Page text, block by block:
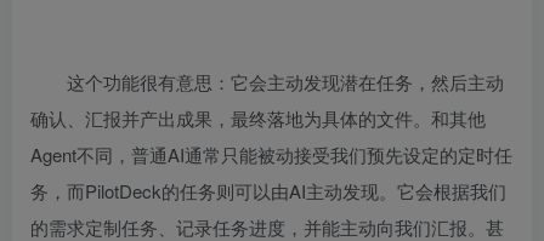
这个功能很有意思：它会主动发现潜在任务，然后主动
确认、汇报并产出成果，最终落地为具体的文件。和其他
Agent不同，普通AI通常只能被动接受我们预先设定的定时任
务，而PilotDeck的任务则可以由AI主动发现。它会根据我们
的需求定制任务、记录任务进度，并能主动向我们汇报。甚